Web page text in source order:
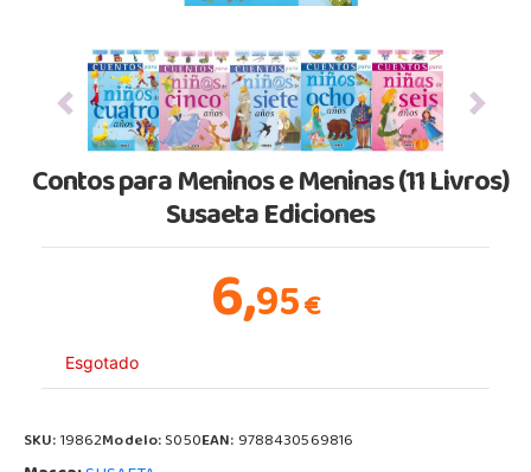
Previous Next
Contos para Meninos e Meninas (11 Livros)
Susaeta Ediciones
6,95€
Esgotado
SKU:19862Modelo:S050EAN:9788430569816